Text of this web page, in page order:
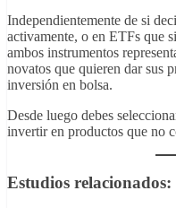
Independientemente de si
activamente, o en ETFs que
ambos instrumentos
novatos que quieren dar sus
inversión en bolsa.
Desde luego debes
invertir en productos que no
Estudios relacionados: